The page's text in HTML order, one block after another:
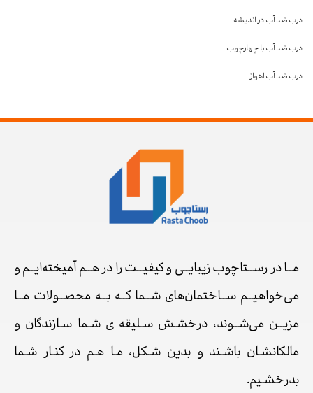
درب ضد آب در اندیشه
درب ضد آب با چهارچوب
درب ضد آب اهواز
مــا در رســتاچوب زیبایــی و کیفیــت را در هــم آمیخته‌ایــم و
می‌خواهیــم ســاختمان‌های شــما کــه بــه محصــولات مــا
مزیــن می‌شــوند، درخشـش سـلیقه ی شـما سـازندگان و
مالکانشـان باشـند و بدین شـکل، مـا هـم در کنـار شـما
بدرخشـیم.